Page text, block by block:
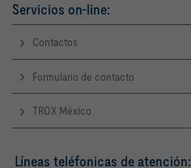
Servicios on-line:
Contactos
Formulario de contacto
TROX México
Líneas teléfonicas de atención: